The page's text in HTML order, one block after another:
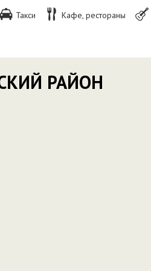
Такси Кафе, рестораны
РАЙОН